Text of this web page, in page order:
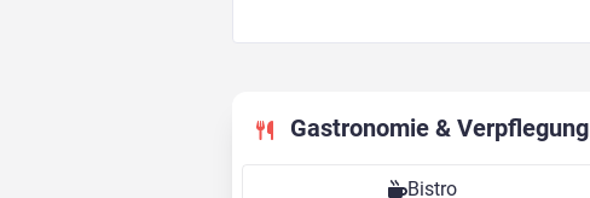
Gastronomie & Verpflegung
Bistro